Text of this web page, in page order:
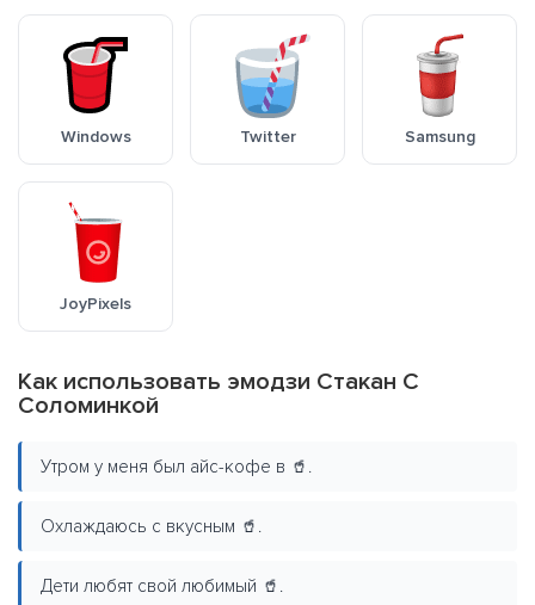
Windows Twitter Samsung
JoyPixels
Как использовать эмодзи Стакан С
Соломинкой
Утром у меня был айс-кофе в 🥤.
Охлаждаюсь с вкусным 🥤.
Дети любят свой любимый 🥤.